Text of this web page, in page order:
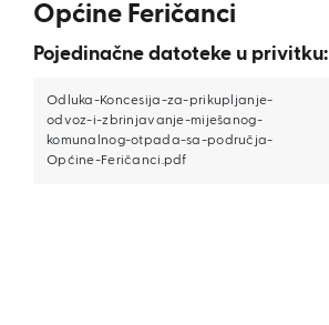
Općine Feričanci
Pojedinačne datoteke u privitku:
Odluka-Koncesija-za-prikupljanje-
odvoz-i-zbrinjavanje-miješanog-
komunalnog-otpada-sa-područja-
Općine-Feričanci.pdf